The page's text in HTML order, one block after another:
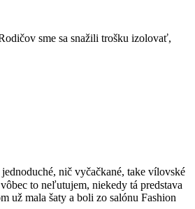
sme sa snažili trošku izolovať,
nič vyčačkané, take vílovské
to neľutujem, niekedy tá predstava
už mala šaty a boli zo salónu Fashion